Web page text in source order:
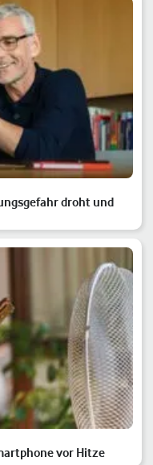
droht und
vor Hitze